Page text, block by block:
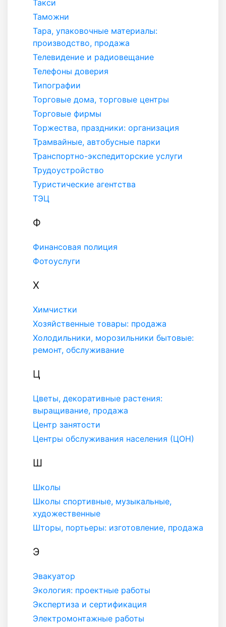
Такси
Таможни
Тара, упаковочные материалы:
производство, продажа
Телевидение и радиовещание
Телефоны доверия
Типографии
Торговые дома, торговые центры
Торговые фирмы
Торжества, праздники: организация
Трамвайные, автобусные парки
Транспортно-экспедиторские услуги
Трудоустройство
Туристические агентства
ТЭЦ
Ф
Финансовая полиция
Фотоуслуги
Х
Химчистки
Хозяйственные товары: продажа
Холодильники, морозильники бытовые:
ремонт, обслуживание
Ц
Цветы, декоративные растения:
выращивание, продажа
Центр занятости
Центры обслуживания населения (ЦОН)
Ш
Школы
Школы спортивные, музыкальные,
художественные
Шторы, портьеры: изготовление, продажа
Э
Эвакуатор
Экология: проектные работы
Экспертиза и сертификация
Электромонтажные работы